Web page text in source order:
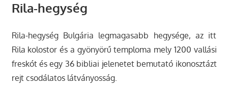
Rila-hegység
Rila-hegység Bulgária legmagasabb hegysége, az itt
Rila kolostor és a gyönyörű temploma mely 1200 vallási
freskót és egy 36 bibliai jelenetet bemutató ikonosztázt
rejt csodálatos látványosság.